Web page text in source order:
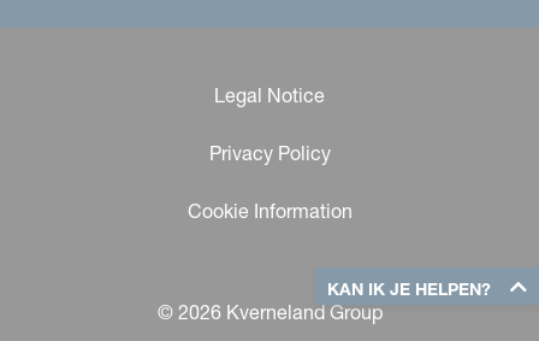
KAN IK JE HELPEN?
Legal Notice
Privacy Policy
Cookie Information
© 2026 Kverneland Group